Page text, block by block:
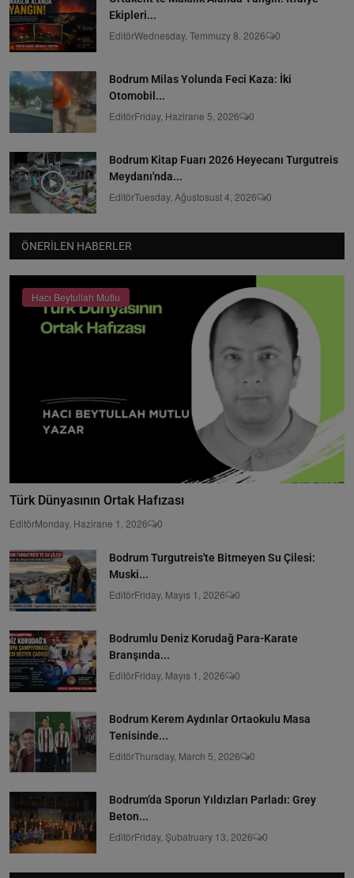
Ekipleri...
EditörWednesday, Temmuzy 8, 2026 0
Bodrum Milas Yolunda Feci Kaza: İki
Otomobil...
EditörFriday, Hazirane 5, 2026 0
Bodrum Kitap Fuarı 2026 Heyecanı Turgutreis
Meydanı'nda...
EditörTuesday, Ağustosust 4, 2026 0
ÖNERILEN HABERLER
Hacı Beytullah Mutlu
Türk Dünyasının Ortak Hafızası
EditörMonday, Hazirane 1, 2026 0
Bodrum Turgutreis'te Bitmeyen Su Çilesi:
Muski...
EditörFriday, Mayıs 1, 2026 0
Bodrumlu Deniz Korudağ Para-Karate
Branşında...
EditörFriday, Mayıs 1, 2026 0
Bodrum Kerem Aydınlar Ortaokulu Masa
Tenisinde...
EditörThursday, March 5, 2026 0
Bodrum’da Sporun Yıldızları Parladı: Grey
Beton...
EditörFriday, Şubatruary 13, 2026 0